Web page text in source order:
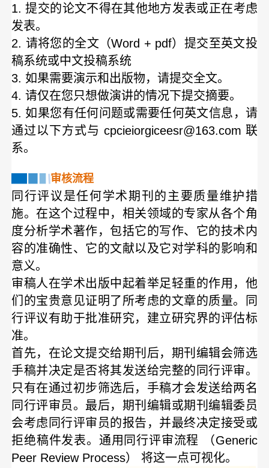
1. 提交的论文不得在其他地方发表或正在考虑
发表。
2. 请将您的全文（Word + pdf）提交至英文投
稿系统或中文投稿系统
3. 如果需要演示和出版物，请提交全文。
4. 请仅在您只想做演讲的情况下提交摘要。
5. 如果您有任何问题或需要任何英文信息，请
通过以下方式与 cpcieiorgiceesr@163.com 联
系。
审核流程
同行评议是任何学术期刊的主要质量维护措
施。在这个过程中，相关领域的专家从各个角
度分析学术著作，包括它的写作、它的技术内
容的准确性、它的文献以及它对学科的影响和
意义。
审稿人在学术出版中起着举足轻重的作用，他
们的宝贵意见证明了所考虑的文章的质量。同
行评议有助于批准研究，建立研究界的评估标
准。
首先，在论文提交给期刊后，期刊编辑会筛选
手稿并决定是否将其发送给完整的同行评审。
只有在通过初步筛选后，手稿才会发送给两名
同行评审员。最后，期刊编辑或期刊编辑委员
会考虑同行评审员的报告，并最终决定接受或
拒绝稿件发表。通用同行评审流程 （Generic
Peer Review Process） 将这一点可视化。